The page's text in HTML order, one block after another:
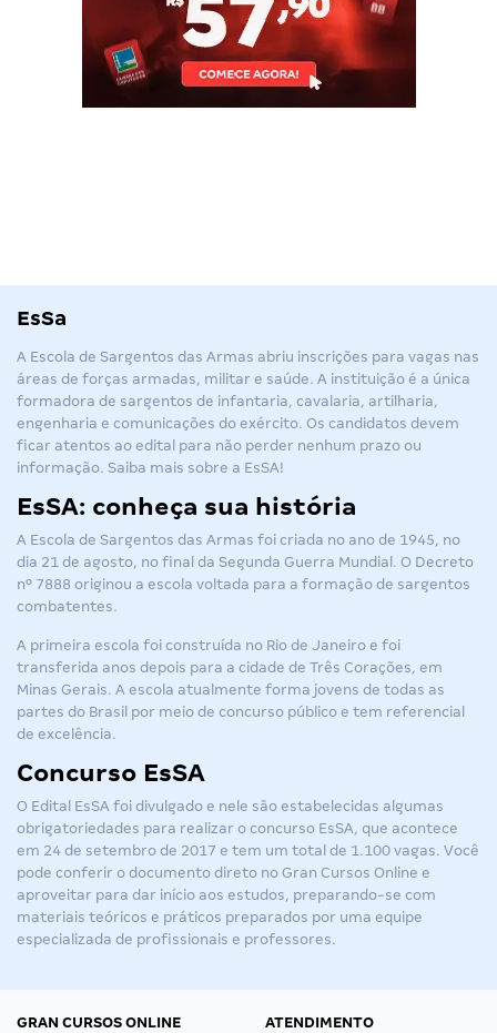
EsSa
A Escola de Sargentos das Armas abriu inscrições para vagas nas
áreas de forças armadas, militar e saúde. A instituição é a única
formadora de sargentos de infantaria, cavalaria, artilharia,
engenharia e comunicações do exército. Os candidatos devem
ficar atentos ao edital para não perder nenhum prazo ou
informação. Saiba mais sobre a EsSA!
EsSA: conheça sua história
A Escola de Sargentos das Armas foi criada no ano de 1945, no
dia 21 de agosto, no final da Segunda Guerra Mundial. O Decreto
nº 7888 originou a escola voltada para a formação de sargentos
combatentes.
A primeira escola foi construída no Rio de Janeiro e foi
transferida anos depois para a cidade de Três Corações, em
Minas Gerais. A escola atualmente forma jovens de todas as
partes do Brasil por meio de concurso público e tem referencial
de excelência.
Concurso EsSA
O Edital EsSA foi divulgado e nele são estabelecidas algumas
obrigatoriedades para realizar o concurso EsSA, que acontece
em 24 de setembro de 2017 e tem um total de 1.100 vagas. Você
pode conferir o documento direto no Gran Cursos Online e
aproveitar para dar início aos estudos, preparando-se com
materiais teóricos e práticos preparados por uma equipe
especializada de profissionais e professores.
GRAN CURSOS ONLINE
ATENDIMENTO